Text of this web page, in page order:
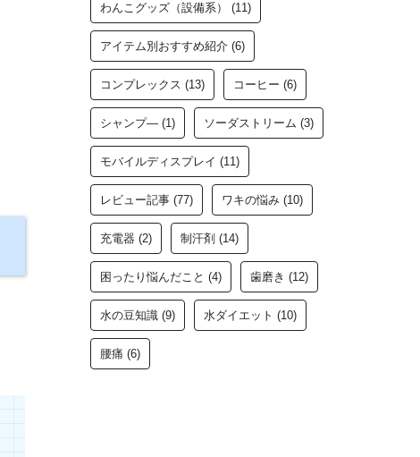
わんこグッズ（設備系） (11)
アイテム別おすすめ紹介 (6)
コンプレックス (13) コーヒー (6)
シャンプ― (1) ソーダストリーム (3)
モバイルディスプレイ (11)
レビュー記事 (77) ワキの悩み (10)
充電器 (2) 制汗剤 (14)
困ったり悩んだこと (4) 歯磨き (12)
水の豆知識 (9) 水ダイエット (10)
腰痛 (6)